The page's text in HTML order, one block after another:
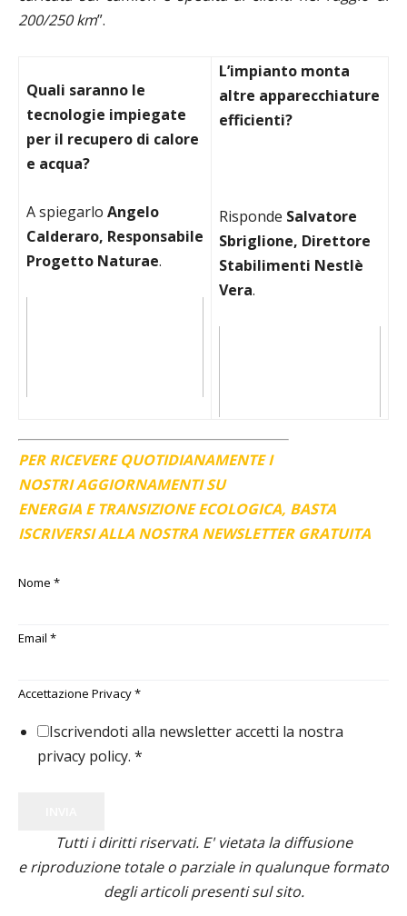
200/250 km”.
Quali saranno le
tecnologie impiegate
per il recupero di calore
e acqua?
A spiegarlo Angelo
Calderaro, Responsabile
Progetto Naturae.
L’impianto monta
altre apparecchiature
efficienti?
Risponde Salvatore
Sbriglione, Direttore
Stabilimenti Nestlè
Vera.
PER RICEVERE QUOTIDIANAMENTE I
NOSTRI AGGIORNAMENTI SU
ENERGIA E TRANSIZIONE ECOLOGICA, BASTA
ISCRIVERSI ALLA NOSTRA NEWSLETTER GRATUITA
Nome *
Email *
Accettazione Privacy*
Iscrivendoti alla newsletter accetti la nostra
privacy policy. *
Tutti i diritti riservati. E' vietata la diffusione
e riproduzione totale o parziale in qualunque formato
degli articoli presenti sul sito.